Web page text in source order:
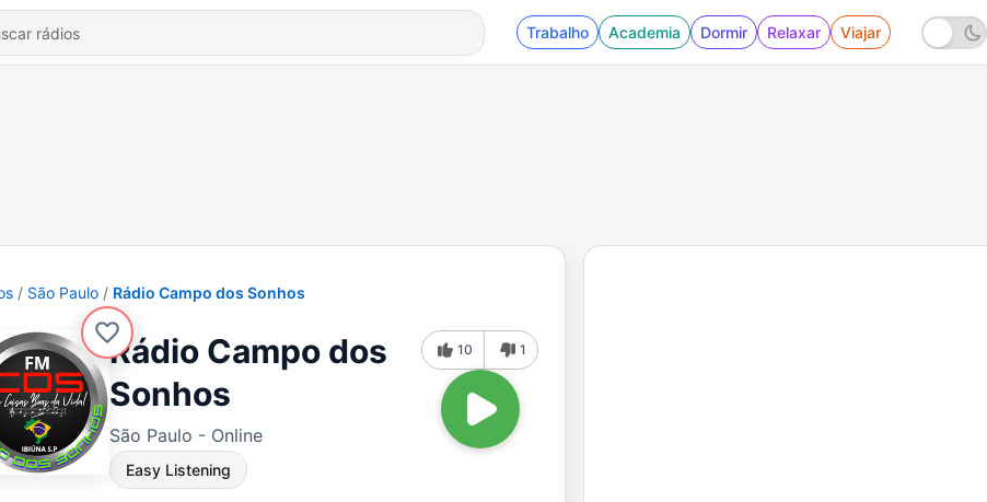
Trabalho Academia Dormir Relaxar Viajar
São Paulo Rádio Campo dos Sonhos
Rádio Campo dos
Sonhos
São Paulo - Online
Easy Listening
10 1